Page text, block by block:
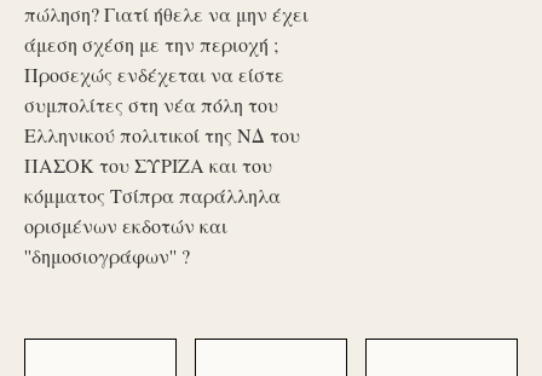
πώληση? Γιατί ήθελε να μην έχει
άμεση σχέση με την περιοχή ;
Προσεχώς ενδέχεται να είστε
συμπολίτες στη νέα πόλη του
Ελληνικού πολιτικοί της ΝΔ του
ΠΑΣΟΚ του ΣΥΡΙΖΑ και του
κόμματος Τσίπρα παράλληλα
ορισμένων εκδοτών και
''δημοσιογράφων'' ?